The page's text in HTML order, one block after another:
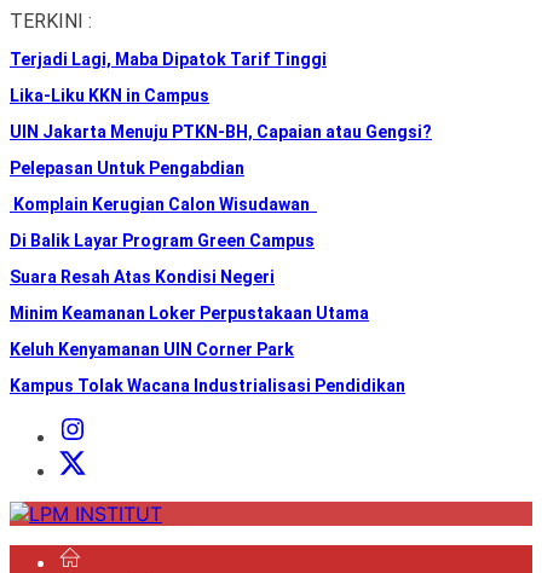
Skip
the
content
TERKINI :
Terjadi Lagi, Maba Dipatok Tarif Tinggi
Lika-Liku KKN in Campus
UIN Jakarta Menuju PTKN-BH, Capaian atau Gengsi?
Pelepasan Untuk Pengabdian
Komplain Kerugian Calon Wisudawan
Di Balik Layar Program Green Campus
Suara Resah Atas Kondisi Negeri
Minim Keamanan Loker Perpustakaan Utama
Keluh Kenyamanan UIN Corner Park
Kampus Tolak Wacana Industrialisasi Pendidikan
Instagram
Institut
X
LPM